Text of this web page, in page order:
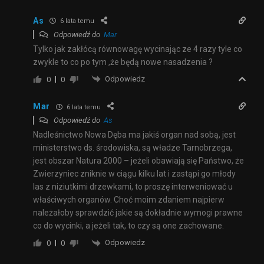
As 6 lata temu
Odpowiedź do Mar
Tylko jak zakłócą równowagę wycinając ze 4 razy tyle co
zwykle to co po tym ,że będą nowe nasadzenia ?
0 0 Odpowiedz
Mar 6 lata temu
Odpowiedź doAs
Nadleśnictwo Nowa Dęba ma jakiś organ nad sobą, jest
ministerstwo ds. środowiska, są władze Tarnobrzega,
jest obszar Natura 2000 – jeżeli obawiają się Państwo, że
Zwierzyniec zniknie w ciągu kilku lat i zastąpi go młody
las z niziutkimi drzewkami, to proszę interweniować u
właściwych organów. Choć moim zdaniem najpierw
należałoby sprawdzić jakie są dokładnie wymogi prawne
co do wycinki, a jeżeli tak, to czy są one zachowane.
0 0 Odpowiedz